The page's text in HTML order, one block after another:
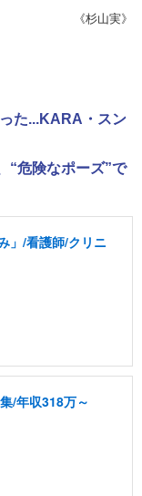
《杉山実》
た...KARA・スン
“危険なポーズ”で
」/看護師/クリニ
/年収318万～